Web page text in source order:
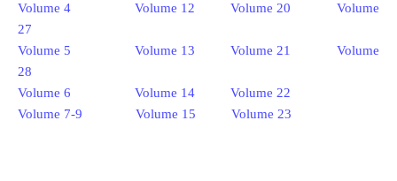
Volume 4
Volume 12 Volume 20
Volume
27
Volume 5
Volume 13 Volume 21
Volume
28
Volume 6
Volume 14
Volume 22
Volume 7-9
Volume 15 Volume 23